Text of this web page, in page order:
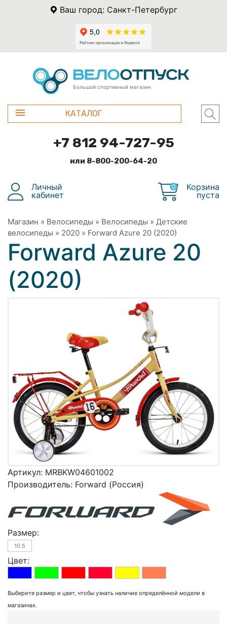
Ваш город: Санкт-Петербург
Большой спортивный магазин
КАТАЛОГ
+7 812 94-727-95
или 8-800-200-64-20
Личный
кабинет
0
Корзина
пуста
Магазин » Велосипеды » Велосипеды » Детские
велосипеды » 2020 » Forward Azure 20 (2020)
Forward Azure 20
(2020)
Артикул: MRBKW04601002
Производитель: Forward (Россия)
Размер:
10.5
Цвет:
Выберите размер и цвет, чтобы узнать наличие определённой модели в
магазинах.